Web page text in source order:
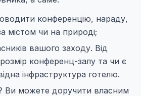
конференцію, нараду,
містом чи на природі;
вашого заходу. Від
конференц-залу та чи є
інфраструктура готелю.
Ви можете доручити власним